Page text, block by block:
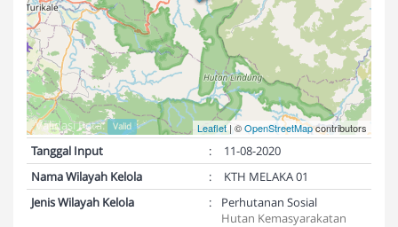
Leaflet| ©OpenStreetMapcontributors
Validasi Peta: Valid
Tanggal Input :
11-08-2020
Nama Wilayah Kelola
:
KTH MELAKA 01
Jenis Wilayah Kelola
:
Perhutanan Sosial
Hutan Kemasyarakatan